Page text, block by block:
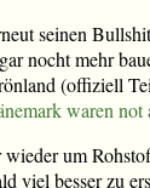
seinen
nocht mehr
(offiziell
waren not
um
viel besser zu